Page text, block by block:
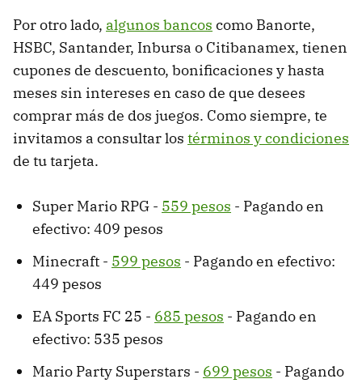
Por otro lado, algunos bancos como Banorte,
HSBC, Santander, Inbursa o Citibanamex, tienen
cupones de descuento, bonificaciones y hasta
meses sin intereses en caso de que desees
comprar más de dos juegos. Como siempre, te
invitamos a consultar los términos y condiciones
de tu tarjeta.
Super Mario RPG - 559 pesos - Pagando en
efectivo: 409 pesos
Minecraft - 599 pesos - Pagando en efectivo:
449 pesos
EA Sports FC 25 - 685 pesos - Pagando en
efectivo: 535 pesos
Mario Party Superstars - 699 pesos - Pagando